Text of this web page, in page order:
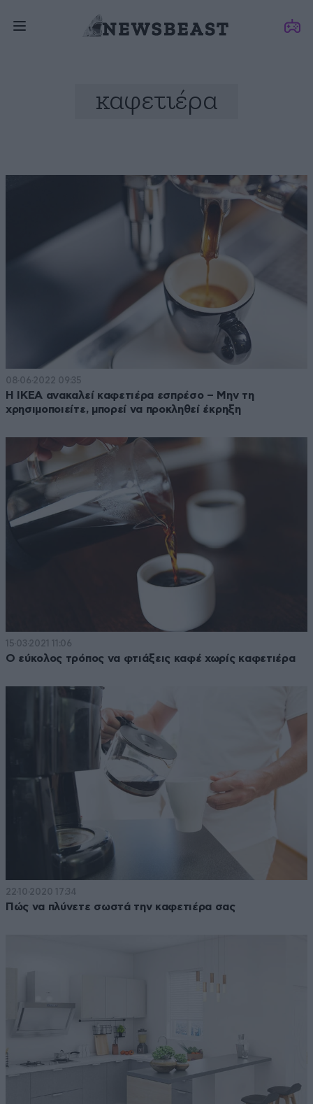
καφετιέρα
08·06·2022 09:35
H ΙΚΕΑ ανακαλεί καφετιέρα εσπρέσο – Μην τη
χρησιμοποιείτε, μπορεί να προκληθεί έκρηξη
15·03·2021 11:06
Ο εύκολος τρόπος να φτιάξεις καφέ χωρίς καφετιέρα
22·10·2020 17:34
Πώς να πλύνετε σωστά την καφετιέρα σας